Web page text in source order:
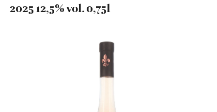
2025 12,5% vol. 0,75l